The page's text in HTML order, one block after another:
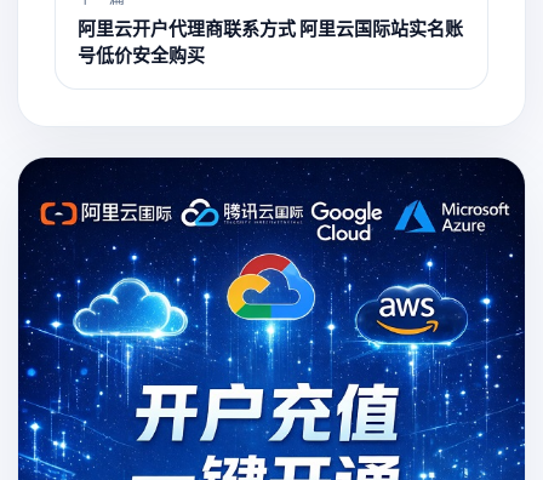
阿里云开户代理商联系方式 阿里云国际站实名账
号低价安全购买